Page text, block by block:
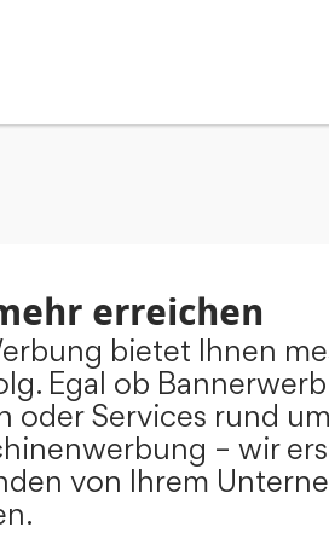
erreichen
bietet Ihnen
Egal ob
oder Services rund
– wir
von Ihrem